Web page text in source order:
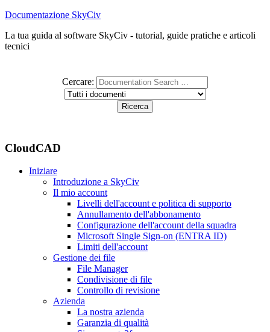
Documentazione SkyCiv
La tua guida al software SkyCiv - tutorial, guide pratiche e articoli
tecnici
Cercare:
CloudCAD
Iniziare
Introduzione a SkyCiv
Il mio account
Livelli dell'account e politica di supporto
Annullamento dell'abbonamento
Configurazione dell'account della squadra
Microsoft Single Sign-on (ENTRA ID)
Limiti dell'account
Gestione dei file
File Manager
Condivisione di file
Controllo di revisione
Azienda
La nostra azienda
Garanzia di qualità